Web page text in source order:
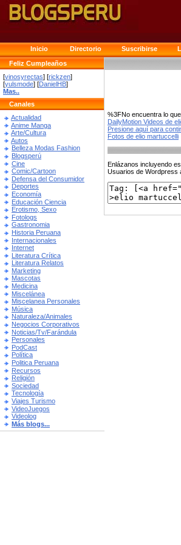
Inicio Directorio Suscribirse
Feliz Cumpleaños
[vinosyrectas] [rickzen]
[yulsmode] [DanielHB]
Mas..
Canales
Actualidad
Anime Manga
Arte/Cultura
Autos
Belleza Modas Fashion
Blogsperú
Cine
Comic/Cartoon
Defensa del Consumidor
Deportes
Economía
Educación Ciencia
Erotismo, Sexo
Fotologs
Gastronomia
Historia Peruana
Internacionales
Internet
Literatura Crítica
Literatura Relatos
Marketing
Mascotas
Medicina
Miscelánea
Miscelanea Personales
Música
Naturaleza/Animales
Negocios Corporativos
Noticias/Tv/Farándula
Personales
PodCast
Política
Politica Peruana
Recursos
Religión
Sociedad
Tecnología
Viajes Turismo
VideoJuegos
Videolog
Más blogs...
%3FNo encuentra lo
DailyMotion Videos de
Presione aquí para
Fotos de elio martuccelli
Enlázanos incluyendo
Usuarios de Wordpress